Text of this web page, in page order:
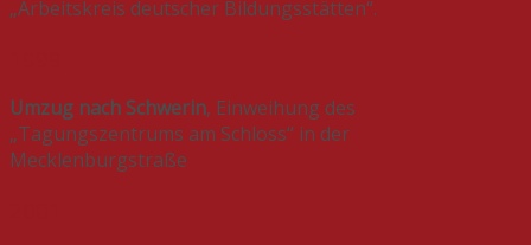
„Arbeitskreis deutscher Bildungsstätten“.
Umzug nach Schwerin, Einweihung des
„Tagungszentrums am Schloss“ in der
Mecklenburgstraße